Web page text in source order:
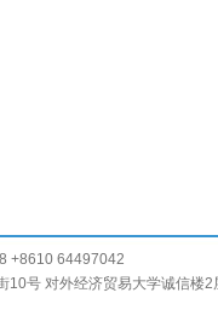
+8610 64497042
10号 对外经济贸易大学诚信楼